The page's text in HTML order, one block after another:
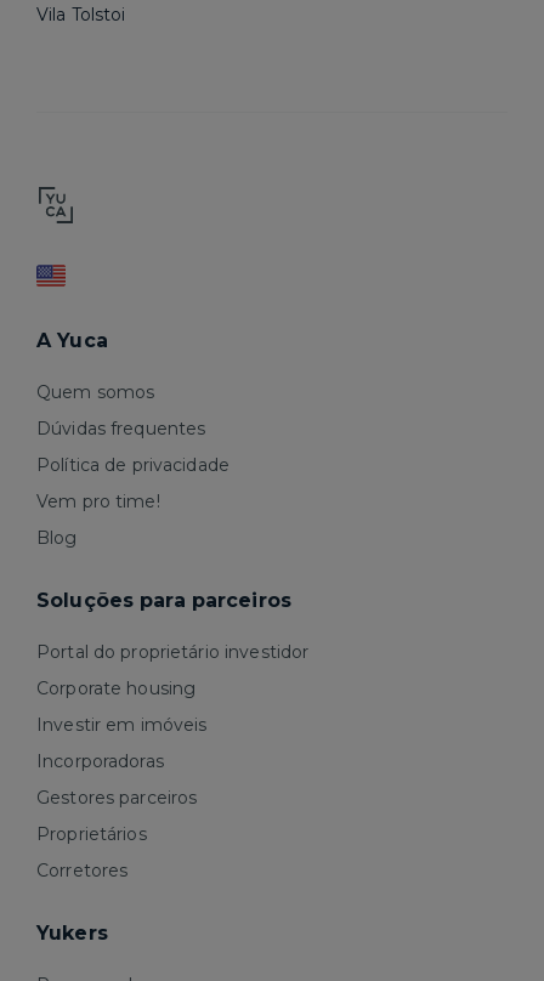
Vila Tolstoi
A Yuca
Quem somos
Dúvidas frequentes
Política de privacidade
Vem pro time!
Blog
Soluções para parceiros
Portal do proprietário investidor
Corporate housing
Investir em imóveis
Incorporadoras
Gestores parceiros
Proprietários
Corretores
Yukers